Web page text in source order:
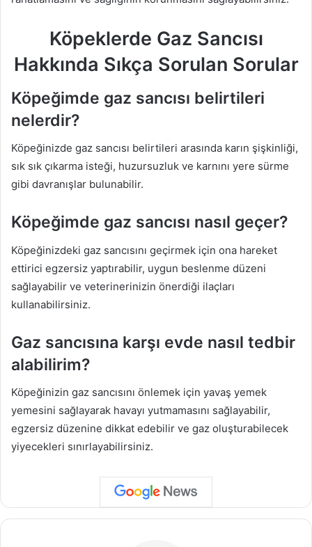
Köpeklerde Gaz Sancısı
Hakkında Sıkça Sorulan Sorular
Köpeğimde gaz sancısı belirtileri
nelerdir?
Köpeğinizde gaz sancısı belirtileri arasında karın şişkinliği,
sık sık çıkarma isteği, huzursuzluk ve karnını yere sürme
gibi davranışlar bulunabilir.
Köpeğimde gaz sancısı nasıl geçer?
Köpeğinizdeki gaz sancısını geçirmek için ona hareket
ettirici egzersiz yaptırabilir, uygun beslenme düzeni
sağlayabilir ve veterinerinizin önerdiği ilaçları
kullanabilirsiniz.
Gaz sancısına karşı evde nasıl tedbir
alabilirim?
Köpeğinizin gaz sancısını önlemek için yavaş yemek
yemesini sağlayarak havayı yutmamasını sağlayabilir,
egzersiz düzenine dikkat edebilir ve gaz oluşturabilecek
yiyecekleri sınırlayabilirsiniz.